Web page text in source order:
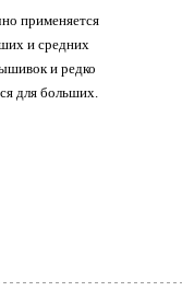
применяется
и средних
и редко
для больших.